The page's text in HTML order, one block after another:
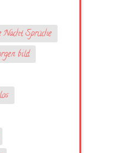
Nacht Sprüche
bild